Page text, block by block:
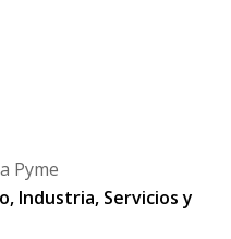
Pyme
Industria, Servicios y